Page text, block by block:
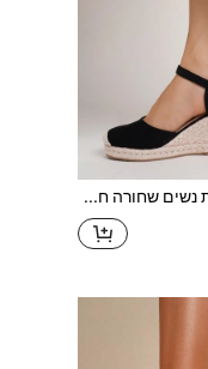
אופנת נשים שחורה חלולה לחופשה מזדמנת חבל טריז פלטפורמת נעלי החלקה שטוחות